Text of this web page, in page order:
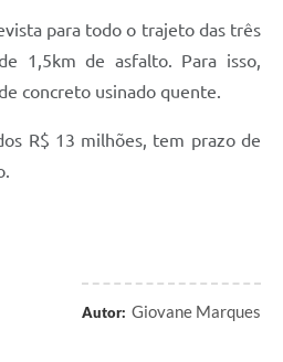
para todo o trajeto das três
1,5km de asfalto. Para isso,
concreto usinado quente.
R$ 13 milhões, tem prazo de
Autor: Giovane Marques